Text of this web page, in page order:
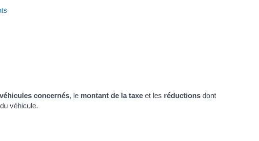
véhicules concernés, le montant de la taxe et les réductions dont
véhicule.